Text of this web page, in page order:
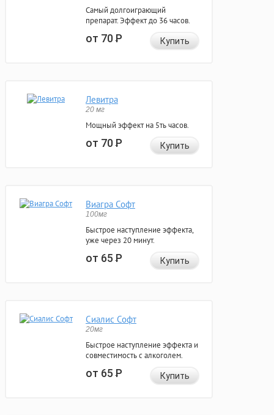
Самый долгоиграющий
препарат. Эффект до 36 часов.
от 70Р Купить
Левитра
20 мг
Мощный эффект на 5ть часов.
от 70Р Купить
Виагра Софт
100мг
Быстрое наступление эффекта,
уже через 20 минут.
от 65Р Купить
Сиалис Софт
20мг
Быстрое наступление эффекта и
совместимость с алкоголем.
от 65Р Купить